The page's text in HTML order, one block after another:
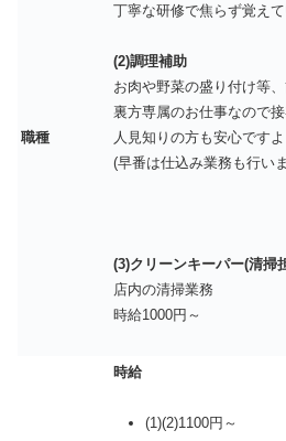
職種
丁寧な研修で焦らず覚え
(2)調理補助
お肉や野菜の盛り付け等
裏方専属のお仕事なので
人見知りの方も安心ですよ
(早番は仕込み業務も行い
(3)クリーンキーパー(清掃
店内の清掃業務
時給1000円～
時給
(1)(2)1100円～